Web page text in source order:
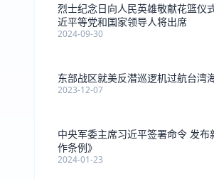
烈士纪念日向人民英雄敬献花篮仪
近平等党和国家领导人将出席
2024-09-30
东部战区就美反潜巡逻机过航台湾
2023-12-07
中央军委主席习近平签署命令 发
作条例》
2024-01-23